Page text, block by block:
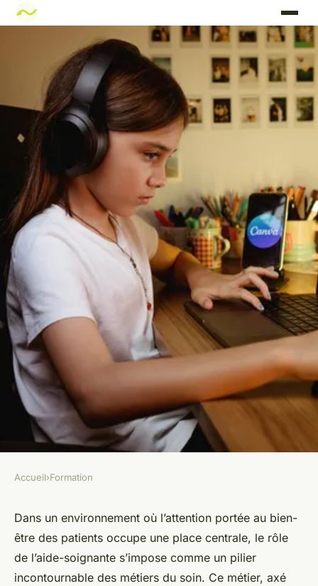
Formation aide soignante :
tout savoir pour bien débuter
Victor•23 février 2026•9 min de lecture
Accueil›Formation
Dans un environnement où l’attention portée au bien-
être des patients occupe une place centrale, le rôle
de l’aide-soignante s’impose comme un pilier
incontournable des métiers du soin. Ce métier, axé